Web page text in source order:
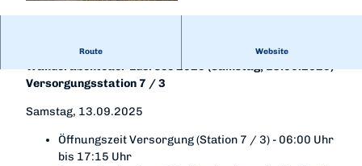
Route Website
Versorgungsstation Goldhausen für das 24 Stunden-
Wanderabenteuer Edersee 2025 (Samstag, 13.09.2025)
Versorgungsstation 7 / 3
Samstag, 13.09.2025
Öffnungszeit Versorgung (Station 7 / 3) - 06:00 Uhr
bis 17:15 Uhr